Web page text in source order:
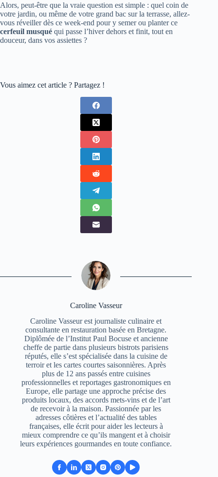
Alors, peut-être que la vraie question est simple : quel coin de
votre jardin, ou même de votre grand bac sur la terrasse, allez-
vous réveiller dès ce week-end pour y semer ou planter ce
cerfeuil musqué qui passe l’hiver dehors et finit, tout en
douceur, dans vos assiettes ?
Vous aimez cet article ? Partagez !
Caroline Vasseur
Caroline Vasseur est journaliste culinaire et
consultante en restauration basée en Bretagne.
Diplômée de l’Institut Paul Bocuse et ancienne
cheffe de partie dans plusieurs bistrots parisiens
réputés, elle s’est spécialisée dans la cuisine de
terroir et les cartes courtes saisonnières. Après
plus de 12 ans passés entre cuisines
professionnelles et reportages gastronomiques en
Europe, elle partage une approche précise des
produits locaux, des accords mets-vins et de l’art
de recevoir à la maison. Passionnée par les
adresses côtières et l’actualité des tables
françaises, elle écrit pour aider les lecteurs à
mieux comprendre ce qu’ils mangent et à choisir
leurs expériences gourmandes en toute confiance.